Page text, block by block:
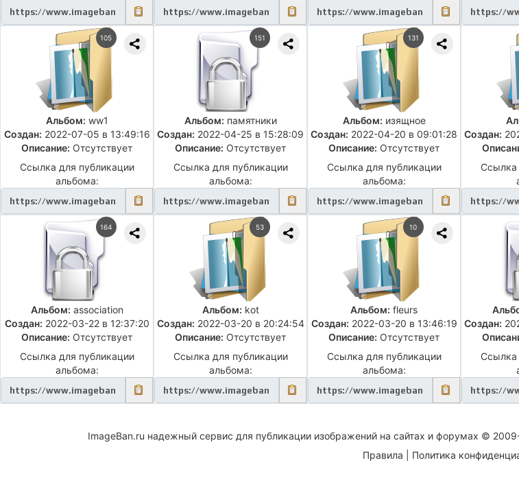
105
Альбом: ww1
Создан: 2022-07-05 в 13:49:16
Описание: Отсутствует
Ссылка для публикации
альбома:
151
Альбом: памятники
Создан: 2022-04-25 в 15:28:09
Описание: Отсутствует
Ссылка для публикации
альбома:
131
Альбом: изящное
Создан: 2022-04-20 в 09:01:28
Описание: Отсутствует
Ссылка для публикации
альбома:
Создан:
Ссылка
164
Альбом: association
Создан: 2022-03-22 в 12:37:20
Описание: Отсутствует
Ссылка для публикации
альбома:
53
Альбом: kot
Создан: 2022-03-20 в 20:24:54
Описание: Отсутствует
Ссылка для публикации
альбома:
10
Альбом: fleurs
Создан: 2022-03-20 в 13:46:19
Описание: Отсутствует
Ссылка для публикации
альбома:
Создан:
Ссылка
ImageBan.ru надежный сервис для публикации изображений на сайтах и форумах ©
Правила
Политика